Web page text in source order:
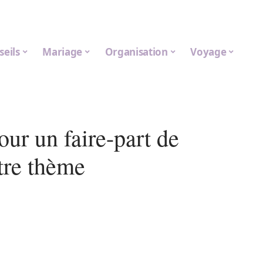
Mariage Organisation Voyage
un faire-part de
thème